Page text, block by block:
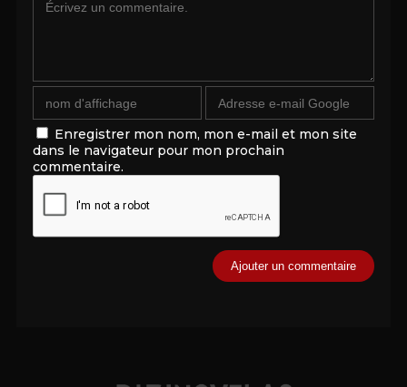
Enregistrer mon nom, mon e-mail et mon site
dans le navigateur pour mon prochain
commentaire.